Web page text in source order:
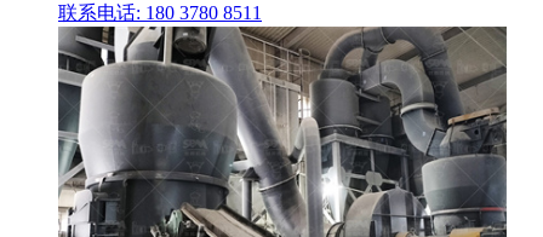
联系电话: 180 3780 8511